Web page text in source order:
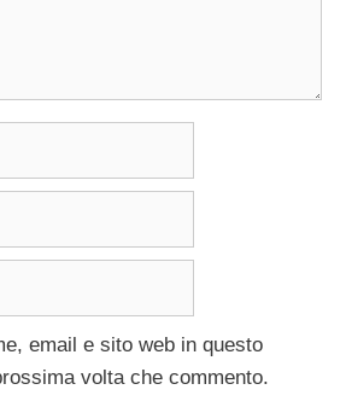
email e sito web in questo
volta che commento.